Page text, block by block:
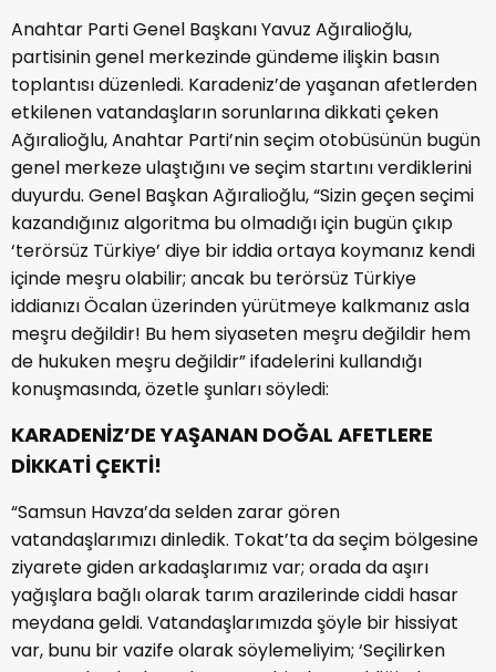
Anahtar Parti Genel Başkanı Yavuz Ağıralioğlu,
partisinin genel merkezinde gündeme ilişkin basın
toplantısı düzenledi. Karadeniz’de yaşanan afetlerden
etkilenen vatandaşların sorunlarına dikkati çeken
Ağıralioğlu, Anahtar Parti’nin seçim otobüsünün bugün
genel merkeze ulaştığını ve seçim startını verdiklerini
duyurdu. Genel Başkan Ağıralioğlu, “Sizin geçen seçimi
kazandığınız algoritma bu olmadığı için bugün çıkıp
‘terörsüz Türkiye’ diye bir iddia ortaya koymanız kendi
içinde meşru olabilir; ancak bu terörsüz Türkiye
iddianızı Öcalan üzerinden yürütmeye kalkmanız asla
meşru değildir! Bu hem siyaseten meşru değildir hem
de hukuken meşru değildir” ifadelerini kullandığı
konuşmasında, özetle şunları söyledi:
KARADENİZ’DE YAŞANAN DOĞAL AFETLERE
DİKKATİ ÇEKTİ!
“Samsun Havza’da selden zarar gören
vatandaşlarımızı dinledik. Tokat’ta da seçim bölgesine
ziyarete giden arkadaşlarımız var; orada da aşırı
yağışlara bağlı olarak tarım arazilerinde ciddi hasar
meydana geldi. Vatandaşlarımızda şöyle bir hissiyat
var, bunu bir vazife olarak söylemeliyim; ‘Seçilirken